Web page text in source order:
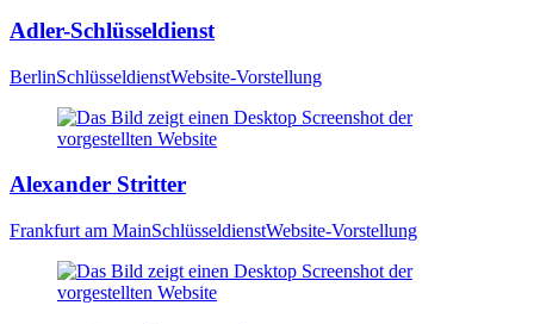
Adler-Schlüsseldienst
BerlinSchlüsseldienstWebsite-Vorstellung
Alexander Stritter
Frankfurt am MainSchlüsseldienstWebsite-Vorstellung